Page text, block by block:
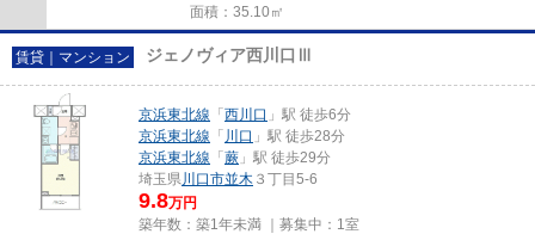
面積：35.10㎡
賃貸｜マンション ジェノヴィア西川口Ⅲ
京浜東北線 「 西川口 」駅 徒歩6分
京浜東北線 「 川口 」駅 徒歩28分
京浜東北線 「 蕨 」駅 徒歩29分
埼玉県川口市並木 ３丁目5-6
9.8万円
築年数：築1年未満 ｜募集中： 1室